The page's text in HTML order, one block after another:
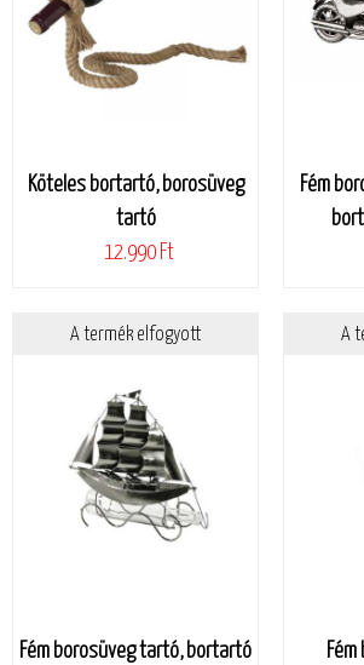
Köteles bortartó, borosüveg
tartó
12.990 Ft
Fém
A termék elfogyott
Fém borosüveg tartó, bortartó
A